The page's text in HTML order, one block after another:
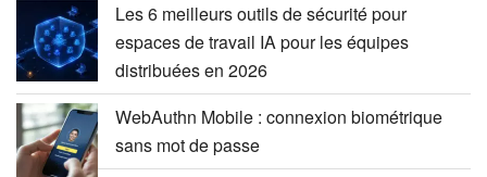
Les 6 meilleurs outils de sécurité pour
espaces de travail IA pour les équipes
distribuées en 2026
WebAuthn Mobile : connexion biométrique
sans mot de passe